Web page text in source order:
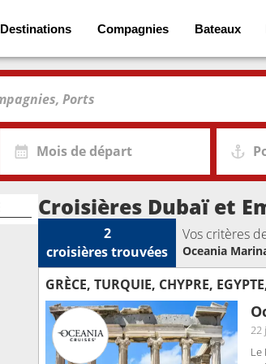
Destinations Compagnies Bateaux
Mois de départ
Croisières Dubaï et
2
croisièrestrouvées
Vos critères
Oceania
GRÈCE, TURQUIE, CHYPRE,
22
Le